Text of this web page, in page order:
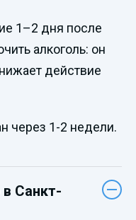
1–2 дня после
алкоголь: он
действие
через 1-2 недели.
Санкт-